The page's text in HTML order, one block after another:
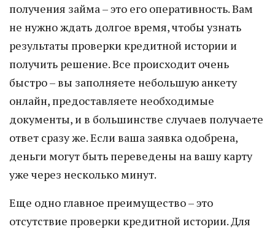
получения займа – это его оперативность. Вам
не нужно ждать долгое время, чтобы узнать
результаты проверки кредитной истории и
получить решение. Все происходит очень
быстро – вы заполняете небольшую анкету
онлайн, предоставляете необходимые
документы, и в большинстве случаев получаете
ответ сразу же. Если ваша заявка одобрена,
деньги могут быть переведены на вашу карту
уже через несколько минут.
Еще одно главное преимущество – это
отсутствие проверки кредитной истории. Для